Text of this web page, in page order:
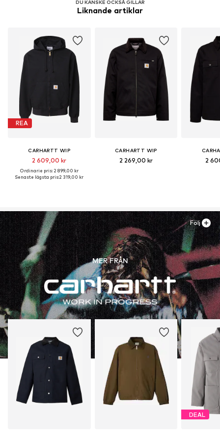
modifiering och begränsa vattenanvändningen och
kemiska gödningsmedel.
Ta reda på mer
DU KANSKE OCKSÅ GILLAR
Liknande artiklar
REA
CARHARTT WIP
2 609,00 kr
Ordinarie pris: 2 899,00 kr
Senaste lägsta pris:2 319,00 kr
CARHARTT WIP
2 269,00 kr 2
MER FRÅN
DEAL
Följ